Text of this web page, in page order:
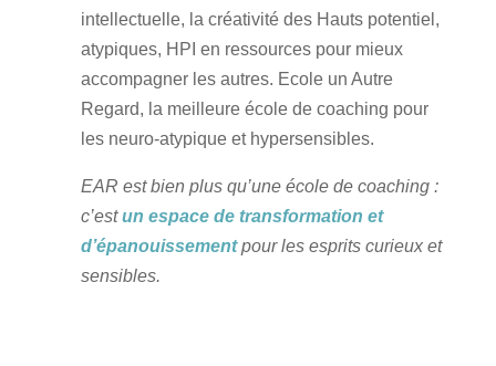
intellectuelle, la créativité des Hauts potentiel,
atypiques, HPI en ressources pour mieux
accompagner les autres. Ecole un Autre
Regard, la meilleure école de coaching pour
les neuro-atypique et hypersensibles.
EAR est bien plus qu’une école de coaching :
c’estun espace de transformation et
d’épanouissement pour les esprits curieux et
sensibles.